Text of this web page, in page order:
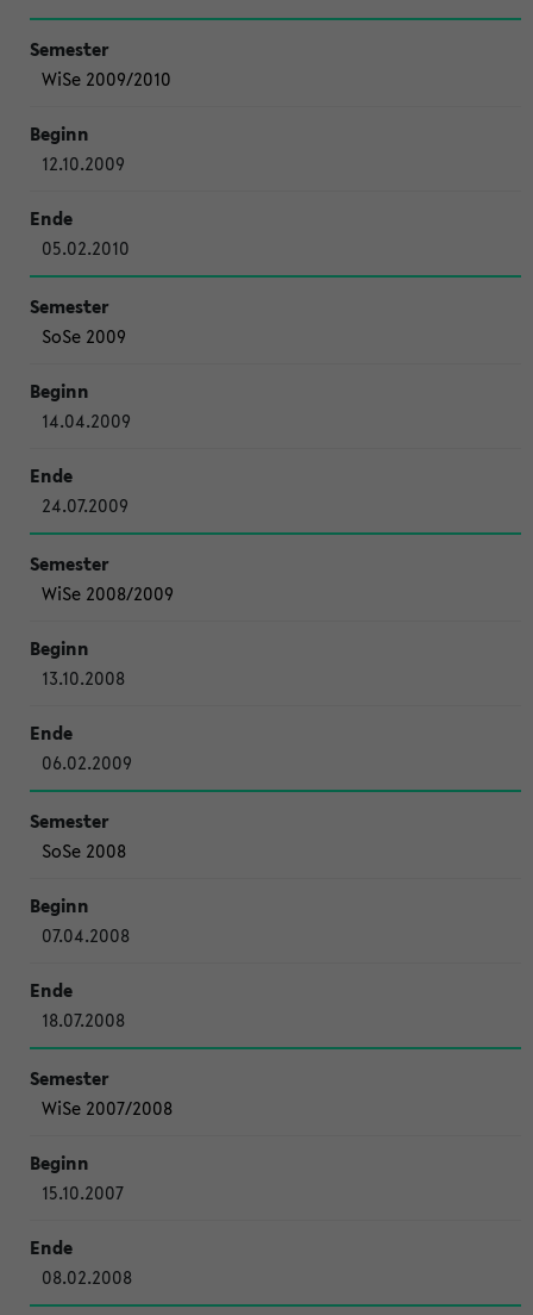
WiSe 2009/2010
12.10.2009
05.02.2010
SoSe 2009
14.04.2009
24.07.2009
WiSe 2008/2009
13.10.2008
06.02.2009
SoSe 2008
07.04.2008
18.07.2008
WiSe 2007/2008
15.10.2007
08.02.2008